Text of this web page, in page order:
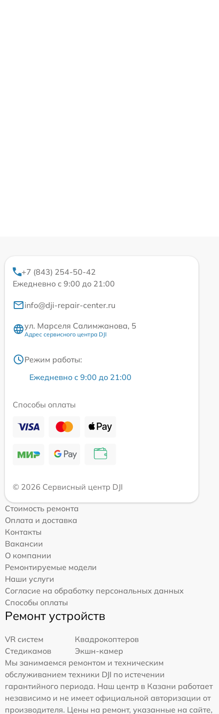
+7 (843) 254-50-42
Ежедневно с 9:00 до 21:00
info@dji-repair-center.ru
ул. Марселя Салимжанова, 5
Адрес сервисного центра DJI
Режим работы:
Ежедневно с 9:00 до 21:00
Способы оплаты
© 2026 Сервисный центр DJI
Стоимость ремонта
Оплата и доставка
Контакты
Вакансии
О компании
Ремонтируемые модели
Наши услуги
Согласие на обработку персональных данных
Способы оплаты
Ремонт устройств
VR систем
Квадрокоптеров
Стедикамов
Экшн-камер
Мы занимаемся ремонтом и техническим
обслуживанием техники DJI по истечении
гарантийного периода. Наш центр в Казани работает
независимо и не имеет официальной авторизации от
производителя. Цены на ремонт, указанные на сайте,